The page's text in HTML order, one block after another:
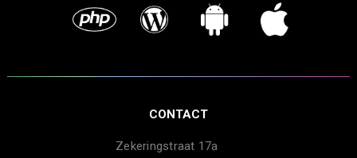
CONTACT
Zekeringstraat 17a